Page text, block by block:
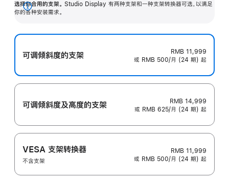
选择你合用的支架。 Studio Display 有两种支架和一种支架转换器可选，以满足
你的各种安装需求。
展
可调倾斜度的支架
RMB 11,999
或 RMB 500/月 (24 期) 起
可调倾斜度及高‍度的支‍架
RMB 14,999
或 RMB 625/月 (24 期) 起
VESA 支架转换器
不含支架
RMB 11,999
或 RMB 500/月 (24 期) 起